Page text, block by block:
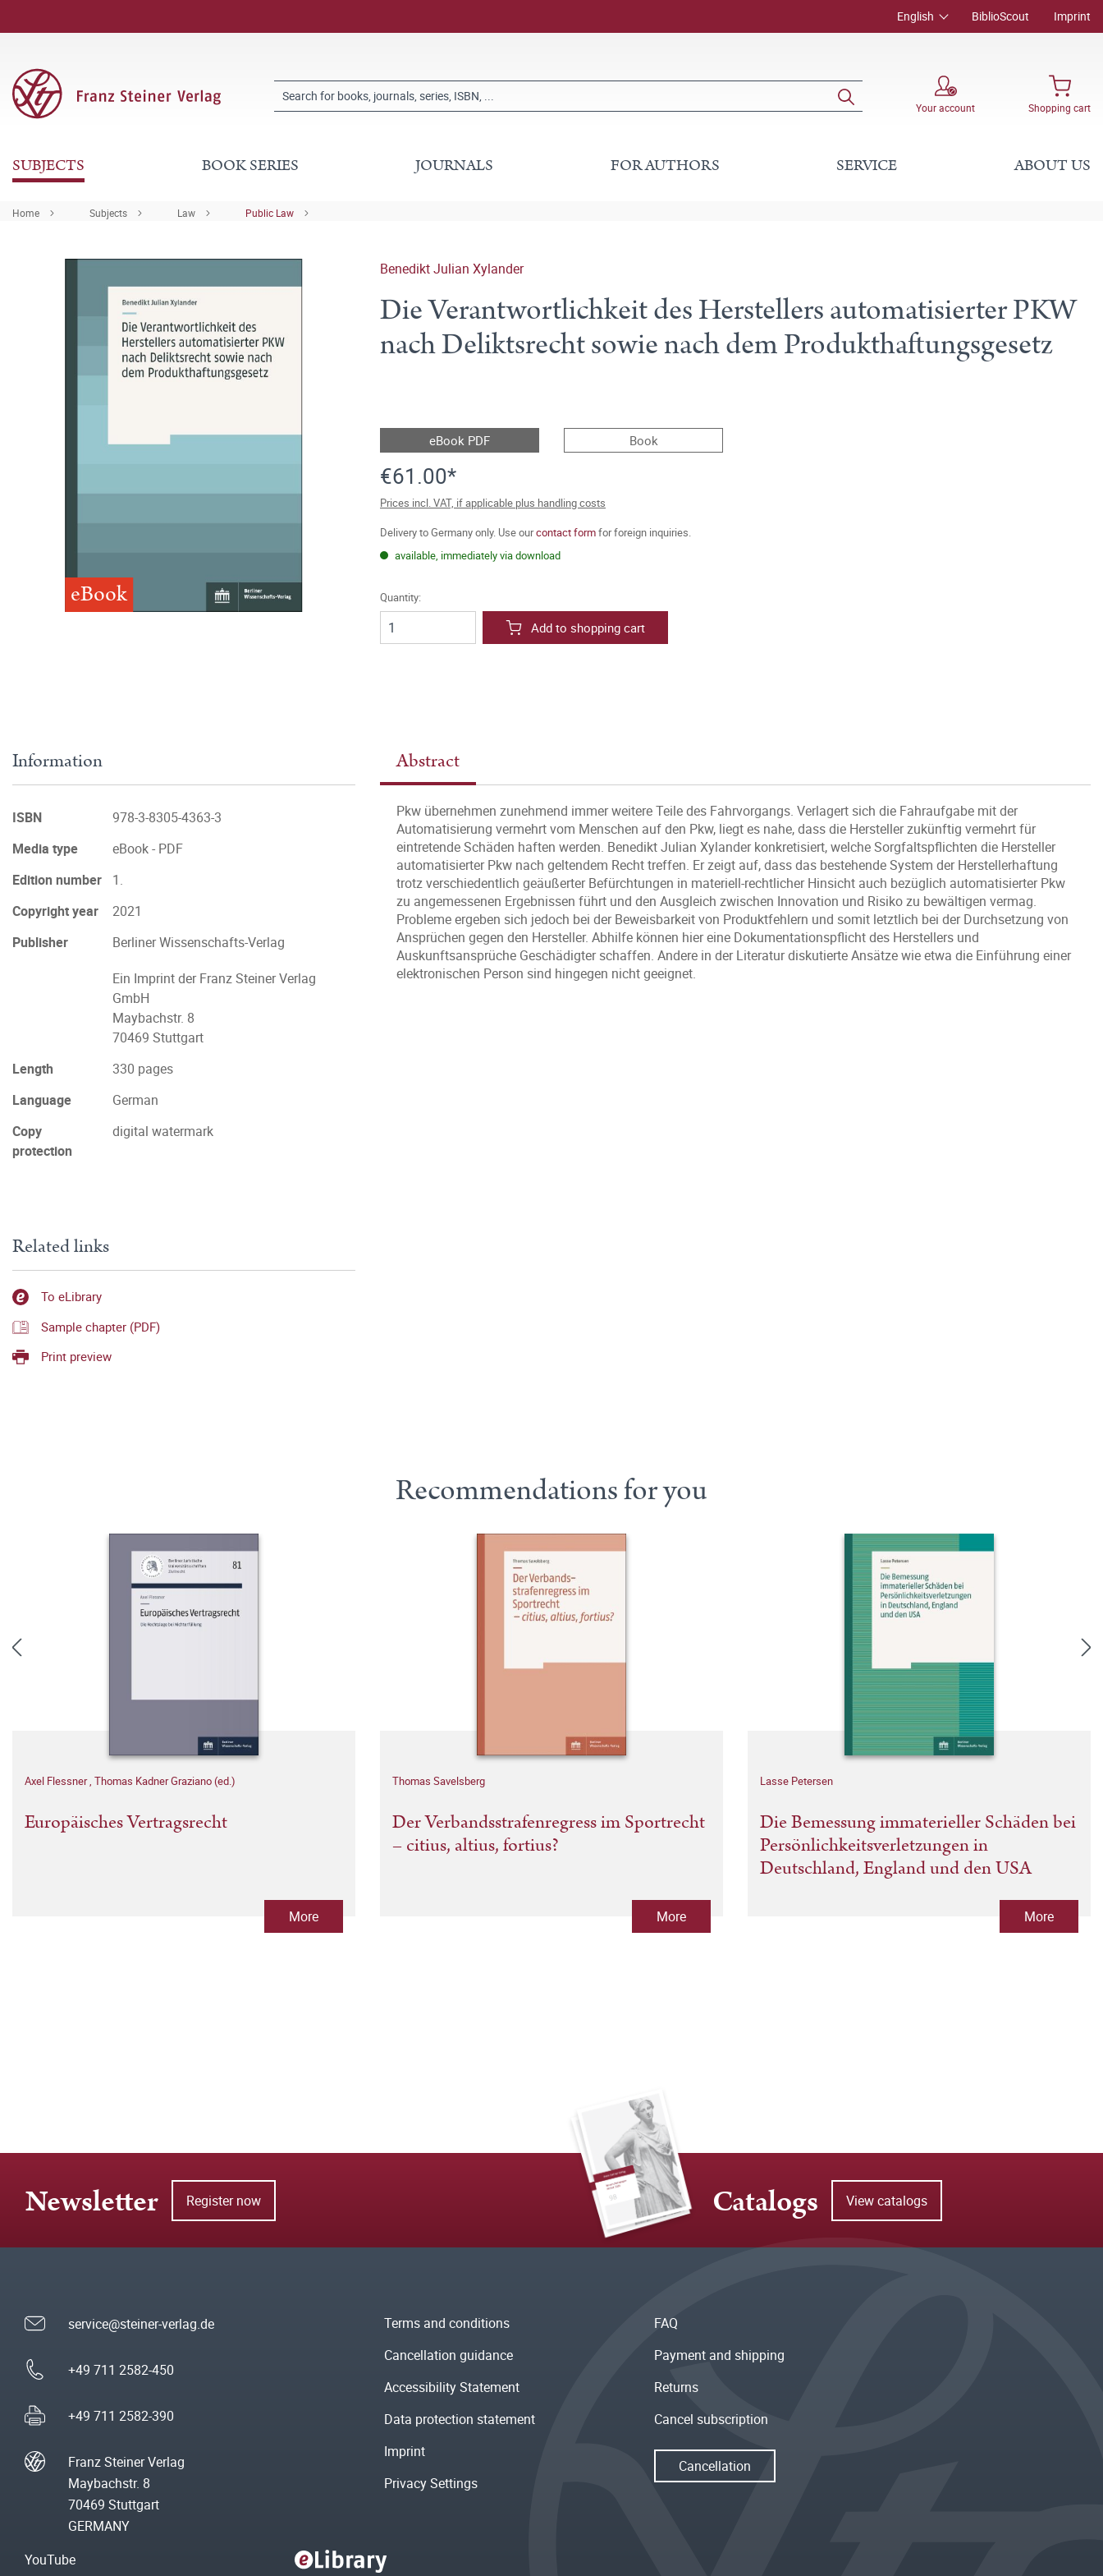
English BiblioScout Imprint
Your account Shopping cart
SUBJECTS BOOK SERIES JOURNALS FOR AUTHORS SERVICE ABOUT US
Home Subjects Law Public Law
eBook
Benedikt Julian Xylander
Die Verantwortlichkeit des Herstellers automatisierter PKW
nach Deliktsrecht sowie nach dem Produkthaftungsgesetz
eBook PDF Book
€61.00*
Prices incl. VAT, if applicable plus handling costs
Delivery to Germany only. Use ourcontact formfor foreign inquiries.
available, immediately via download
Quantity:
Add to shopping cart
Abstract
Pkw übernehmen zunehmend immer weitere Teile des Fahrvorgangs. Verlagert sich die Fahraufgabe mit der
Automatisierung vermehrt vom Menschen auf den Pkw, liegt es nahe, dass die Hersteller zukünftig vermehrt für
eintretende Schäden haften werden. Benedikt Julian Xylander konkretisiert, welche Sorgfaltspflichten die Hersteller
automatisierter Pkw nach geltendem Recht treffen. Er zeigt auf, dass das bestehende System der Herstellerhaftung
trotz verschiedentlich geäußerter Befürchtungen in materiell-rechtlicher Hinsicht auch bezüglich automatisierter Pkw
zu angemessenen Ergebnissen führt und den Ausgleich zwischen Innovation und Risiko zu bewältigen vermag.
Probleme ergeben sich jedoch bei der Beweisbarkeit von Produktfehlern und somit letztlich bei der Durchsetzung von
Ansprüchen gegen den Hersteller. Abhilfe können hier eine Dokumentationspflicht des Herstellers und
Auskunftsansprüche Geschädigter schaffen. Andere in der Literatur diskutierte Ansätze wie etwa die Einführung einer
elektronischen Person sind hingegen nicht geeignet.
Information
ISBN
978-3-8305-4363-3
Media type
eBook - PDF
Edition number
1.
Copyright year
2021
Publisher
Berliner Wissenschafts-Verlag
Ein Imprint der Franz Steiner Verlag
GmbH
Maybachstr. 8
70469 Stuttgart
Length
330 pages
Language
German
Copy
protection
digital watermark
Related links
To eLibrary
Sample chapter (PDF)
Print preview
Recommendations for you
Axel Flessner, Thomas Kadner Graziano (ed.)
Europäisches Vertragsrecht
More
Thomas Savelsberg
Der Verbandsstrafenregress im Sportrecht
– citius, altius, fortius?
More
Lasse Petersen
Die Bemessung immaterieller Schäden bei
Persönlichkeitsverletzungen in
Deutschland, England und den USA
More
Newsletter Register now Catalogs View catalogs
service@steiner-verlag.de
+49 711 2582-450
+49 711 2582-390
Franz Steiner Verlag
Maybachstr. 8
70469 Stuttgart
GERMANY
Terms and conditions
Cancellation guidance
Accessibility Statement
Data protection statement
Imprint
Privacy Settings
FAQ
Payment and shipping
Returns
Cancel subscription
Cancellation
YouTube